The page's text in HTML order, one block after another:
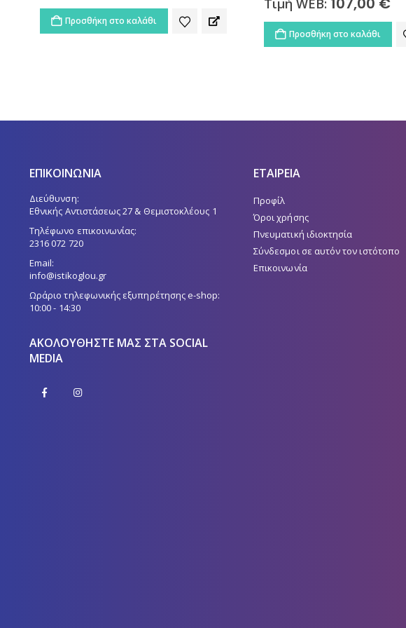
Προσθήκη στο καλάθι
184,00€
τρέχουσα
τιμή
Προσθήκη στο καλάθι
ΕΠΙΚΟΙΝΩΝΙΑ
Διεύθυνση:
Εθνικής Αντιστάσεως 27 & Θεμιστοκλέους 1
Τηλέφωνο επικοινωνίας:
2316 072 720
Email:
info@istikoglou.gr
Ωράριο τηλεφωνικής εξυπηρέτησης e-shop:
10:00 - 14:30
ΑΚΟΛΟΥΘΉΣΤΕ ΜΑΣ ΣΤΑ SOCIAL
MEDIA
ΕΤΑΙΡΕΙΑ
Προφίλ
Όροι χρήσης
Πνευματική ιδιοκτησία
Σύνδεσμοι σε αυτόν τον ιστότοπο
Επικοινωνία